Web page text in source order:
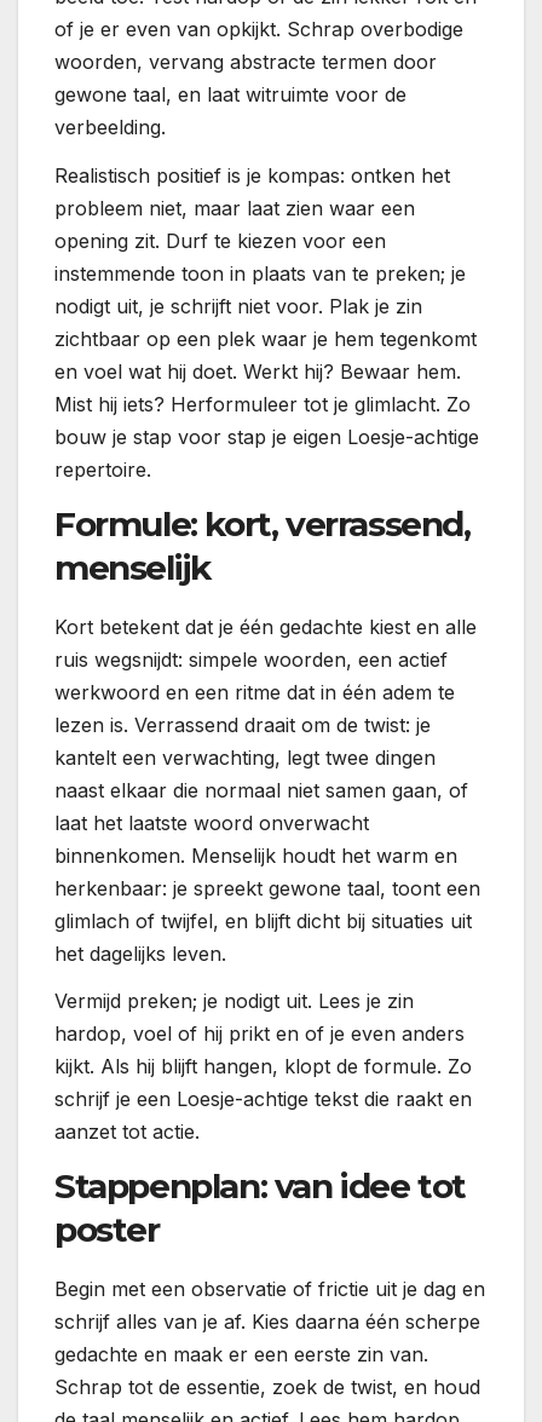
of je er even van opkijkt. Schrap overbodige
woorden, vervang abstracte termen door
gewone taal, en laat witruimte voor de
verbeelding.
Realistisch positief is je kompas: ontken het
probleem niet, maar laat zien waar een
opening zit. Durf te kiezen voor een
instemmende toon in plaats van te preken; je
nodigt uit, je schrijft niet voor. Plak je zin
zichtbaar op een plek waar je hem tegenkomt
en voel wat hij doet. Werkt hij? Bewaar hem.
Mist hij iets? Herformuleer tot je glimlacht. Zo
bouw je stap voor stap je eigen Loesje-achtige
repertoire.
Formule: kort, verrassend,
menselijk
Kort betekent dat je één gedachte kiest en alle
ruis wegsnijdt: simpele woorden, een actief
werkwoord en een ritme dat in één adem te
lezen is. Verrassend draait om de twist: je
kantelt een verwachting, legt twee dingen
naast elkaar die normaal niet samen gaan, of
laat het laatste woord onverwacht
binnenkomen. Menselijk houdt het warm en
herkenbaar: je spreekt gewone taal, toont een
glimlach of twijfel, en blijft dicht bij situaties uit
het dagelijks leven.
Vermijd preken; je nodigt uit. Lees je zin
hardop, voel of hij prikt en of je even anders
kijkt. Als hij blijft hangen, klopt de formule. Zo
schrijf je een Loesje-achtige tekst die raakt en
aanzet tot actie.
Stappenplan: van idee tot
poster
Begin met een observatie of frictie uit je dag en
schrijf alles van je af. Kies daarna één scherpe
gedachte en maak er een eerste zin van.
Schrap tot de essentie, zoek de twist, en houd